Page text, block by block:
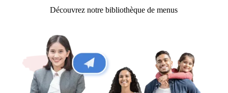
Découvrez notre bibliothèque de menus